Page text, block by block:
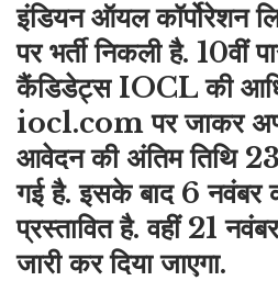
इंडियन ऑयल कॉर्पोरेशन
पर भर्ती निकली है.
कैंडिडेट्स IOCL की
iocl.com पर जाकर
आवेदन की अंतिम तिथि
गई है. इसके बाद 6 नवंबर
प्रस्तावित है. वहीं 21
जारी कर दिया जाएगा.